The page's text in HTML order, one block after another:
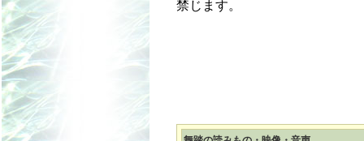
禁じます。